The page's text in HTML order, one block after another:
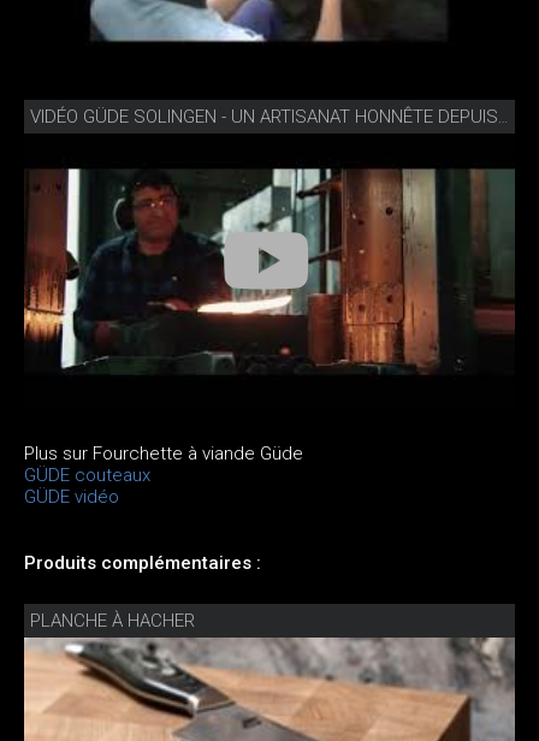
VIDÉO GÜDE SOLINGEN - UN ARTISANAT HONNÊTE DEPUIS 1910
Plus sur Fourchette à viande Güde
GÜDE couteaux
GÜDE vidéo
Produits complémentaires :
PLANCHE À HACHER